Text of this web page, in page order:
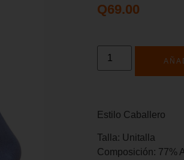
Q69.00
Estilo Caballero
Talla: Unitalla
Composición: 77%